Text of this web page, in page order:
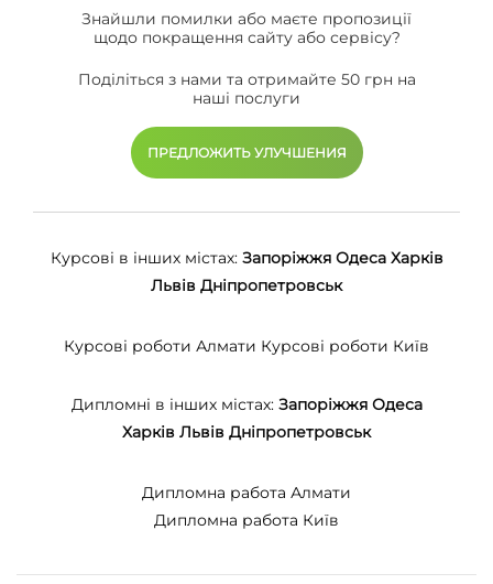
Знайшли помилки або маєте пропозиції
щодо покращення сайту або сервісу?
Поділіться з нами та отримайте 50 грн на
наші послуги
ПРЕДЛОЖИТЬ УЛУЧШЕНИЯ
Курсові в інших містах: Запоріжжя Одеса Харків
Львів Дніпропетровськ
Курсові роботи Алмати Курсові роботи Київ
Дипломні в інших містах: Запоріжжя Одеса
Харків Львів Дніпропетровськ
Дипломна работа Алмати
Дипломна работа Київ